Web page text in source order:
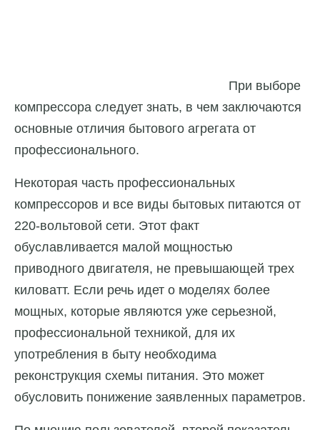
При выборе
компрессора следует знать, в чем заключаются
основные отличия бытового агрегата от
профессионального.
Некоторая часть профессиональных
компрессоров и все виды бытовых питаются от
220-вольтовой сети. Этот факт
обуславливается малой мощностью
приводного двигателя, не превышающей трех
киловатт. Если речь идет о моделях более
мощных, которые являются уже серьезной,
профессиональной техникой, для их
употребления в быту необходима
реконструкция схемы питания. Это может
обусловить понижение заявленных параметров.